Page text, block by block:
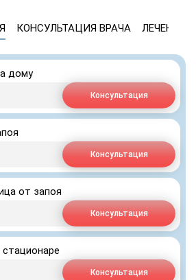
КОНСУЛЬТАЦИЯ ВРАЧА ЛЕЧЕНИЕ
дому
Консультация
Консультация
от запоя
Консультация
Консультация